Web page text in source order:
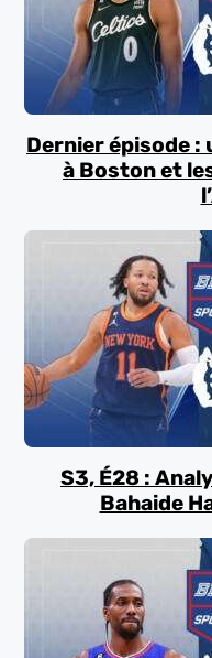
Dernier épisode :
à Boston et
S3, É28 :
Bahaide